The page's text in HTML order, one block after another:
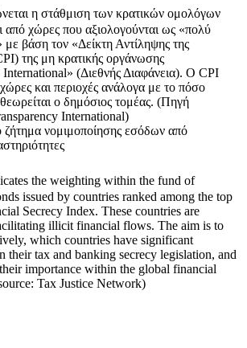
η στάθμιση των κρατικών ομολόγων
από χώρες που αξιολογούνται ως «πολύ
με βάση τον «Δείκτη Αντίληψης της
της μη κρατικής οργάνωσης
(Διεθνής Διαφάνεια). Ο CPI
και περιοχές ανάλογα με το πόσο
ο δημόσιος τομέας. (Πηγή
International)
νομιμοποίησης εσόδων από
the weighting within the fund of
issued by countries ranked among the top
Secrecy Index. These countries are
illicit financial flows. The aim is to
which countries have significant
their tax and banking secrecy legislation, and
importance within the global financial
Tax Justice Network)